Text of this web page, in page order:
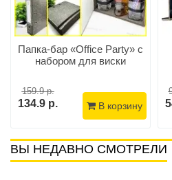
Папка-бар «Office Party» с
набором для виски
159.9 р.
134.9 р. В корзину
ВЫ НЕДАВНО СМОТРЕЛИ